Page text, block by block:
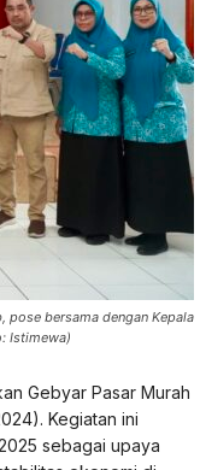
pose bersama dengan Kepala
Istimewa)
Gebyar Pasar Murah
Kegiatan ini
sebagai upaya